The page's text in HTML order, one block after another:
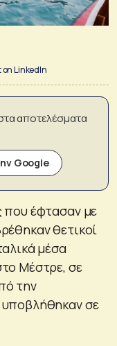
on LinkedIn
αποτελέσματα
Google
που έφτασαν με
θετικοί
μέσα
Μέστρε, σε
την
υποβλήθηκαν σε